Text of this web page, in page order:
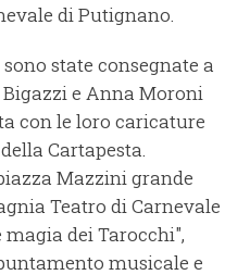
di Putignano.
state consegnate a
e Anna Moroni
con le loro caricature
Cartapesta.
Mazzini grande
Teatro di Carnevale
dei Tarocchi",
musicale e